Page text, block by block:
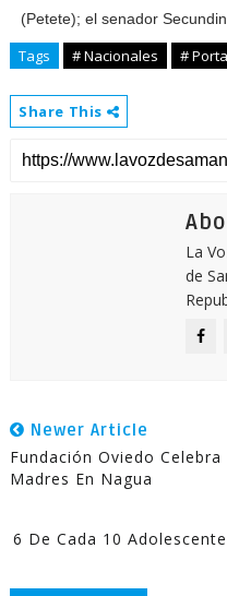
(Petete); el senador
Tags # Nacionales #
Share This
La
de
Newer Article
Fundación Oviedo
Madres En Nagua
6 De Cada 10